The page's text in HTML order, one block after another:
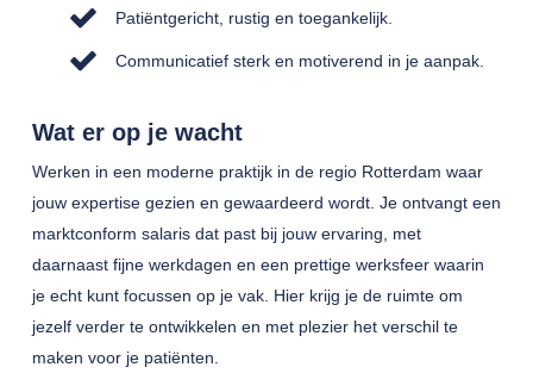
Patiëntgericht, rustig en toegankelijk.
Communicatief sterk en motiverend in je aanpak.
Wat er op je wacht
Werken in een moderne praktijk in de regio Rotterdam waar
jouw expertise gezien en gewaardeerd wordt. Je ontvangt een
marktconform salaris dat past bij jouw ervaring, met
daarnaast fijne werkdagen en een prettige werksfeer waarin
je echt kunt focussen op je vak. Hier krijg je de ruimte om
jezelf verder te ontwikkelen en met plezier het verschil te
maken voor je patiënten.